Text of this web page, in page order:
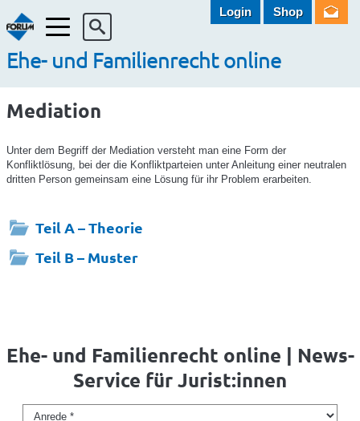
Menü
Ehe- und Familienrecht online
Login Shop
Mediation
Unter dem Begriff der Mediation versteht man eine Form der
Konfliktlösung, bei der die Konfliktparteien unter Anleitung einer neutralen
dritten Person gemeinsam eine Lösung für ihr Problem erarbeiten.
Teil A – Theorie
Teil B – Muster
Ehe- und Familienrecht online | News-
Service für Jurist:innen